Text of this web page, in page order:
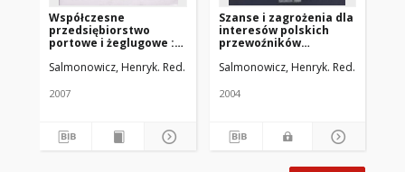
Współczesne
przedsiębiorstwo
portowe i żeglugowe :
Salmonowicz, Henryk. Red.
2007
Szanse i zagrożenia dla
interesów polskich
przewoźników
wynikające z
wspólnym rynku
Salmonowicz, Henryk. Red.
2004